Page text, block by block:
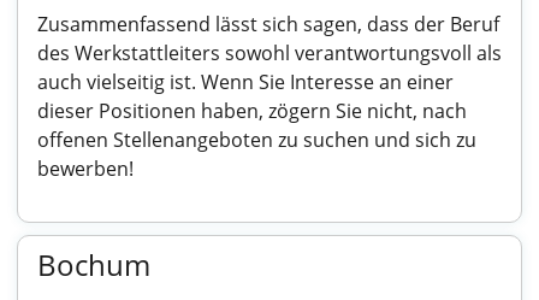
Zusammenfassend lässt sich sagen, dass der Beruf
des Werkstattleiters sowohl verantwortungsvoll als
auch vielseitig ist. Wenn Sie Interesse an einer
dieser Positionen haben, zögern Sie nicht, nach
offenen Stellenangeboten zu suchen und sich zu
bewerben!
Bochum